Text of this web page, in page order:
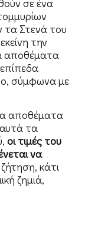
σε ένα
τα Στενά του
την
αποθέματα
σύμφωνα με
αποθέματα
τα
οι τιμές του
να
κάτι
ζημιά,